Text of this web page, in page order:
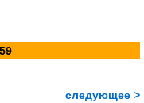
следующее >